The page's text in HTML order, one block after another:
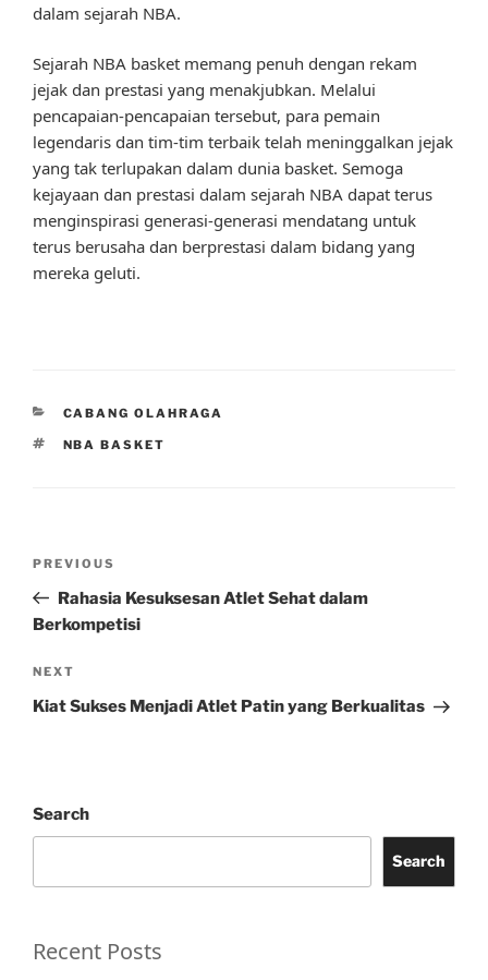
dalam sejarah NBA.
Sejarah NBA basket memang penuh dengan rekam
jejak dan prestasi yang menakjubkan. Melalui
pencapaian-pencapaian tersebut, para pemain
legendaris dan tim-tim terbaik telah meninggalkan jejak
yang tak terlupakan dalam dunia basket. Semoga
kejayaan dan prestasi dalam sejarah NBA dapat terus
menginspirasi generasi-generasi mendatang untuk
terus berusaha dan berprestasi dalam bidang yang
mereka geluti.
CATEGORIES
CABANG OLAHRAGA
TAGS
NBA BASKET
Previous
Post
PREVIOUS
Rahasia Kesuksesan Atlet Sehat dalam
Berkompetisi
Next
Post
NEXT
Kiat Sukses Menjadi Atlet Patin yang Berkualitas
Search
Search
Recent Posts